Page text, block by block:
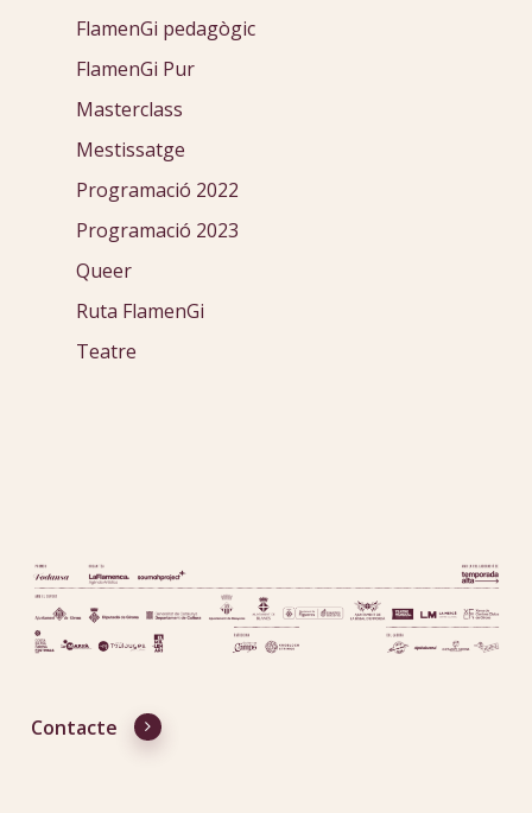
FlamenGi pedagògic
FlamenGi Pur
Masterclass
Mestissatge
Programació 2022
Programació 2023
Queer
Ruta FlamenGi
Teatre
Contacte